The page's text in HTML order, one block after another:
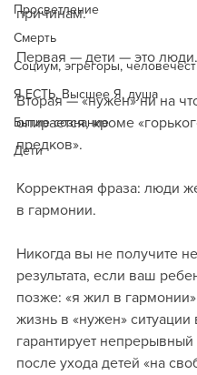
Просветление
Смерть
Социум, эгрегоры,
Я ЕСТЬ, Высшее Я, душа
Бытие сознание
Дети
причинам.
Первая — дети — это люди.
Вторая — «нужен» ни на
опирается, кроме
предков».
Корректная фраза: люди
в гармонии.
Никогда вы не получите
результата, если ваш
позже: «я жил в
жизнь в «нужен» ситуации
гарантирует непрерывный
после ухода детей «на